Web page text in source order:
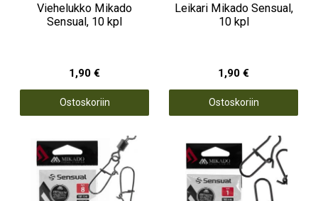
Viehelukko Mikado
Sensual, 10 kpl
1,90 €
Ostoskoriin
Leikari Mikado Sensual,
10 kpl
1,90 €
Ostoskoriin